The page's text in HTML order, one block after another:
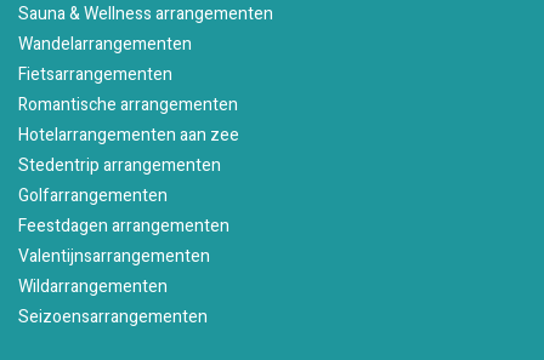
Sauna & Wellness arrangementen
Wandelarrangementen
Fietsarrangementen
Romantische arrangementen
Hotelarrangementen aan zee
Stedentrip arrangementen
Golfarrangementen
Feestdagen arrangementen
Valentijnsarrangementen
Wildarrangementen
Seizoensarrangementen